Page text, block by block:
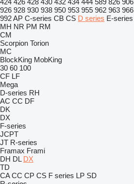
424 426 428 430 432 434 444 589 826 906
926 928 930 938 950 953 955 962 963 966
992AP C-series CB CS D series E-series
MH NR PM RM
CM
Scorpion Torion
MC
BlockKing MobKing
30 60 100
CF LF
Mega
D-series RH
AC CC DF
DK
DX
F-series
JCPT
JT R-series
Framax Frami
DH DL DX
TD
CA CC CP CS F series LP SD